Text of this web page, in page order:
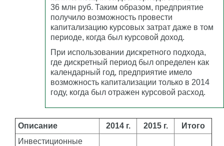
36 млн руб. Таким образом, предприятие
получило возможность провести
капитализацию курсовых затрат даже в том
периоде, когда был курсовой доход.
При использовании дискретного подхода,
где дискретный период был определен как
календарный год, предприятие имело
возможность капитализации только в 2014
году, когда был отражен курсовой расход.
Описание 2014 г. 2015 г.
Итого
Инвестиционные